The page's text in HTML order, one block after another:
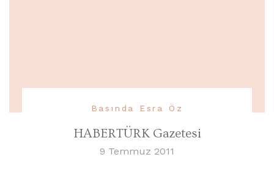
Basında Esra Öz
HABERTÜRK Gazetesi
9 Temmuz 2011